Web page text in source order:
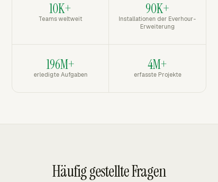
10K+
Teams weltweit
90K+
Installationen der Everhour-
Erweiterung
196M+
erledigte Aufgaben
4M+
erfasste Projekte
Häufig gestellte Fragen